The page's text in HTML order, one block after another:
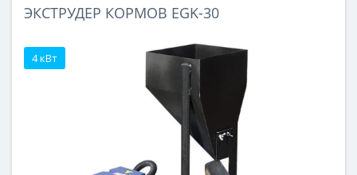
ЭКСТРУДЕР КОРМОВ EGK-30
4 кВт